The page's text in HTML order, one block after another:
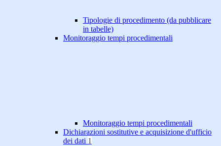
Tipologie di procedimento (da pubblicare
in tabelle)
Monitoraggio tempi procedimentali
Monitoraggio tempi procedimentali
Dichiarazioni sostitutive e acquisizione d'ufficio
dei dati 1